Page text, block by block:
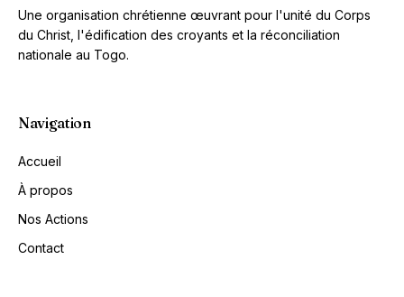
Une organisation chrétienne œuvrant pour l'unité du Corps
du Christ, l'édification des croyants et la réconciliation
nationale au Togo.
Navigation
Accueil
À propos
Nos Actions
Contact